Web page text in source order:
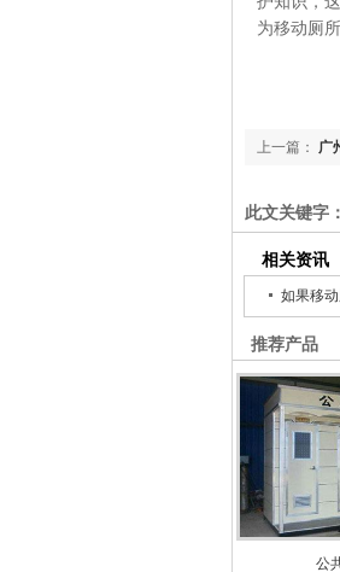
为移动厕
上一篇： 广
此文关键字：
相关资讯
如果移
推荐产品
公